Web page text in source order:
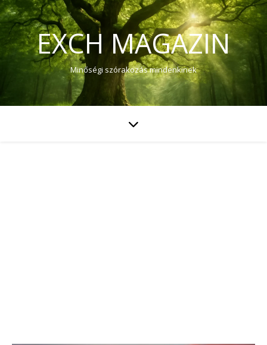
EXCH MAGAZIN
Minőségi szórakozás mindenkinek